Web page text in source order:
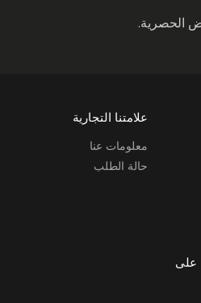
الحصرية.
علامتنا التجارية
معلومات عنا
حالة الطلب
على